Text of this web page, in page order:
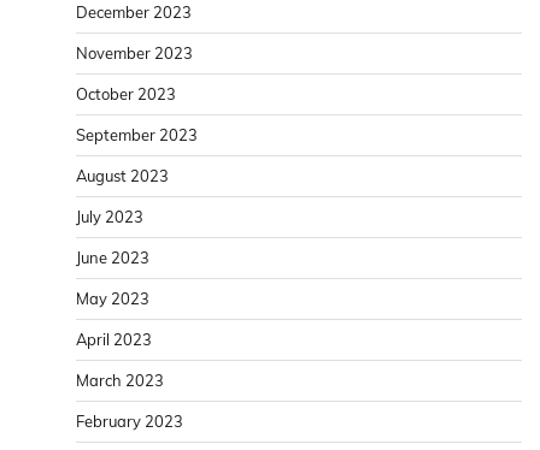
December 2023
November 2023
October 2023
September 2023
August 2023
July 2023
June 2023
May 2023
April 2023
March 2023
February 2023